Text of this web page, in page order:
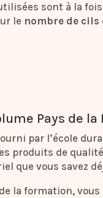
sont à la fois
le nombre de cils
Pays de la
par l’école
produits de
que vous savez
la formation,